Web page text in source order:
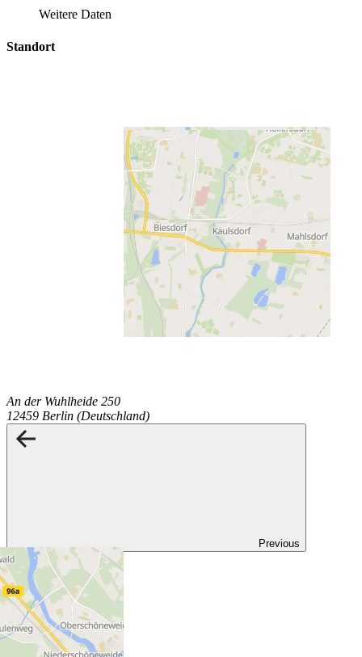
Weitere Daten
Standort
An der Wuhlheide 250
12459 Berlin (Deutschland)
Previous